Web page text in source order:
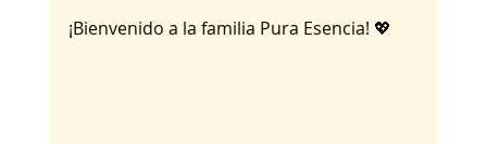
¡Bienvenido a la familia Pura Esencia! 💖